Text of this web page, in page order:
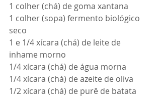
1 colher (chá) de goma xantana
1 colher (sopa) fermento biológico
seco
1 e 1/4 xícara (chá) de leite de
inhame morno
1/4 xícara (chá) de água morna
1/4 xícara (chá) de azeite de oliva
1/2 xícara (chá) de purê de batata